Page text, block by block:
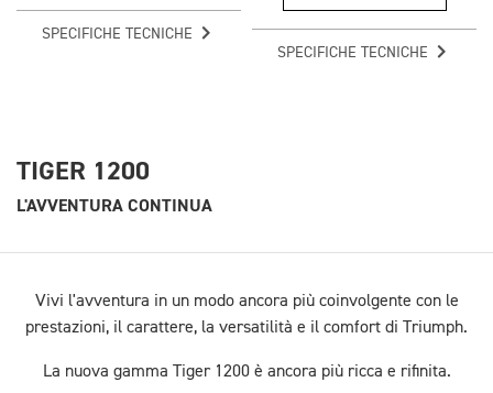
SPECIFICHE TECNICHE
SPECIFICHE TECNICHE
TIGER 1200
L'AVVENTURA CONTINUA
Vivi l'avventura in un modo ancora più coinvolgente con le
prestazioni, il carattere, la versatilità e il comfort di Triumph.
La nuova gamma Tiger 1200 è ancora più ricca e rifinita.